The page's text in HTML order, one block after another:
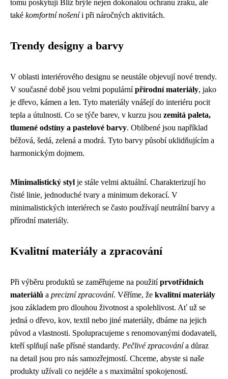
tomu poskytují Bliz brýle nejen dokonalou ochranu zraku, ale
také komfortní nošeníi při náročných aktivitách.
Trendy designy a barvy
V oblasti interiérového designu se neustále objevují nové trendy.
V současné době jsou velmi populárnípřírodní materiály, jako
je dřevo, kámen a len. Tyto materiály vnášejí do interiéru pocit
tepla a útulnosti. Co se týče barev, v kurzu jsou zemitá paleta,
tlumené odstíny a pastelové barvy. Oblíbené jsou například
béžová, šedá, zelená a modrá. Tyto barvy působí uklidňujícím a
harmonickým dojmem.
Minimalistický styl je stále velmi aktuální. Charakterizují ho
čisté linie, jednoduché tvary a minimum dekorací. V
minimalistických interiérech se často používají neutrální barvy a
přírodní materiály.
Kvalitní materiály a zpracování
Při výběru produktů se zaměřujeme na použitíprvotřídních
materiálů a precizní zpracování. Věříme, že kvalitní materiály
jsou základem pro dlouhou životnost a spolehlivost. Ať už se
jedná o dřevo, kov, textil nebo jiné materiály, dbáme na jejich
původ a vlastnosti. Spolupracujeme s renomovanými dodavateli,
kteří splňují naše přísné standardy. Pečlivé zpracovánía důraz
na detail jsou pro nás samozřejmostí. Chceme, abyste si naše
produkty užívali co nejdéle a s maximální spokojeností.